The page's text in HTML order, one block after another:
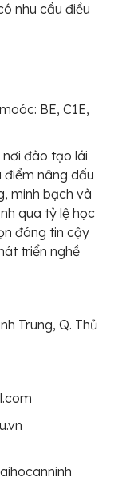
nhu cầu điều
BE, C1E,
đào tạo lái
điểm nâng dấu
minh bạch và
qua tỷ lệ học
đáng tin cậy
triển nghề
Trung, Q. Thủ